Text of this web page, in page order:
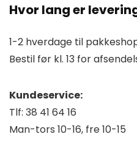
Hvor lang er
1-2 hverdage til
Bestil før kl. 13 for
Kundeservice:
Tlf: 38 41 64 16
Man-tors 10-16, fre 10-15